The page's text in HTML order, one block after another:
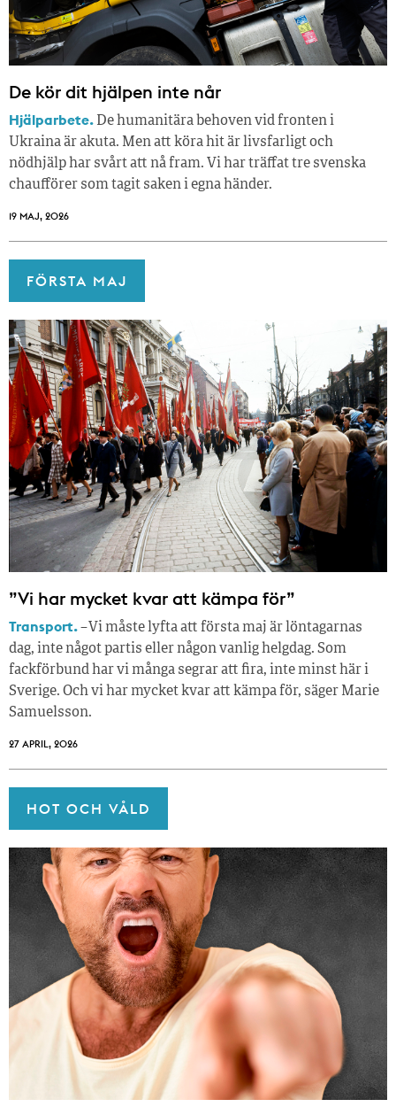
De kör dit hjälpen inte når
Hjälparbete. De humanitära behoven vid fronten i
Ukraina är akuta. Men att köra hit är livsfarligt och
nödhjälp har svårt att nå fram. Vi har träffat tre svenska
chaufförer som tagit saken i egna händer.
19 MAJ, 2026
FÖRSTA MAJ
”Vi har mycket kvar att kämpa för”
Transport.– Vi måste lyfta att första maj är löntagarnas
dag, inte något partis eller någon vanlig helgdag. Som
fackförbund har vi många segrar att fira, inte minst här i
Sverige. Och vi har mycket kvar att kämpa för, säger Marie
Samuelsson.
27 APRIL, 2026
HOT OCH VÅLD